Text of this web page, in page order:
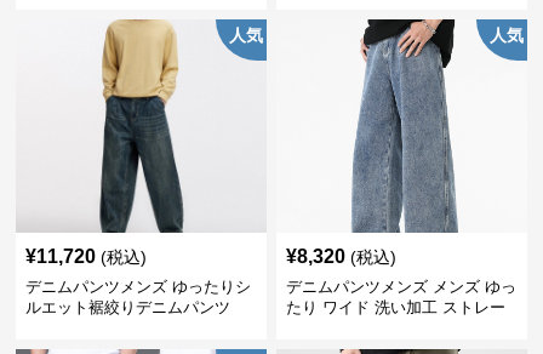
人気
¥11,720 (税込)
デニムパンツメンズ ゆったりシ
ルエット裾絞りデニムパンツ
人気
¥8,320 (税込)
デニムパンツメンズ メンズ ゆっ
たり ワイド 洗い加工 ストレー